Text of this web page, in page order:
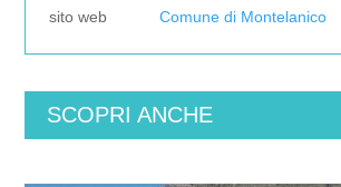
sito web Comune di Montelanico
SCOPRI ANCHE